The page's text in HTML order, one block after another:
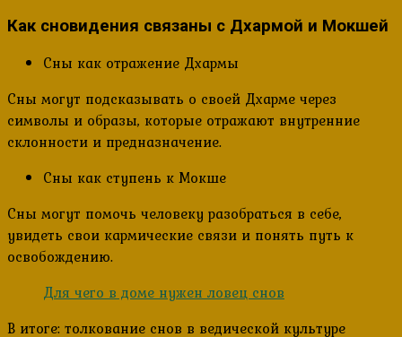
Как сновидения связаны с Дхармой и Мокшей
Сны как отражение Дхармы
Сны могут подсказывать о своей Дхарме через
символы и образы, которые отражают внутренние
склонности и предназначение.
Сны как ступень к Мокше
Сны могут помочь человеку разобраться в себе,
увидеть свои кармические связи и понять путь к
освобождению.
Для чего в доме нужен ловец снов
В итоге: толкование снов в ведической культуре